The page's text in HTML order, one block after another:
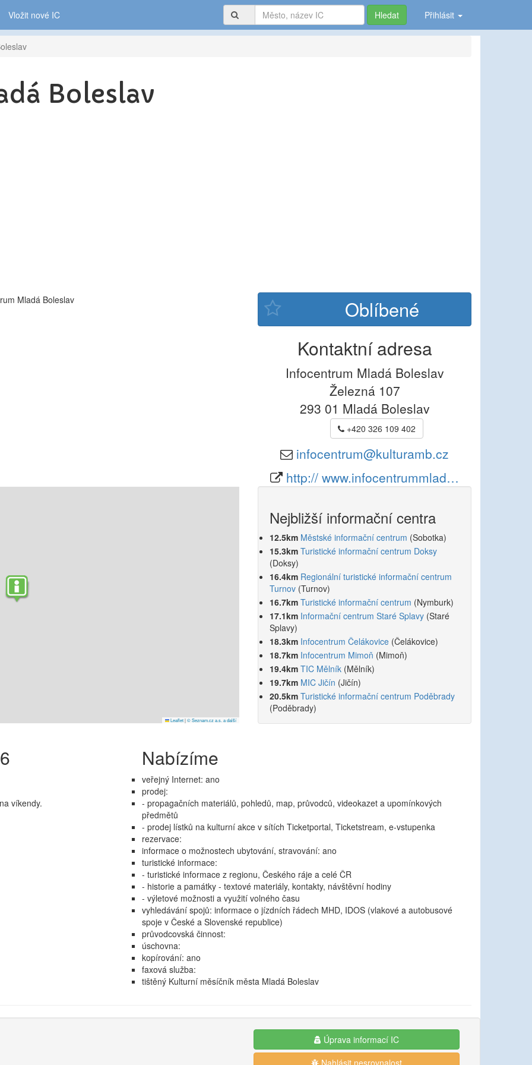
Vložit nové IC Hledat Přihlásit
Boleslav
Kontaktní adresa
Infocentrum Mladá Boleslav
Železná 107
293 01 Mladá Boleslav
+420 326 109 402
infocentrum@kulturamb.cz
http:// www.infocentrummlad…
Leaflet|© Seznam.cz a.s. a další
Nejbližší informační centra
12.5km Městské informační centrum (Sobotka)
15.3km Turistické informační centrum Doksy
(Doksy)
16.4km Regionální turistické informační centrum
Turnov (Turnov)
16.7km Turistické informační centrum (Nymburk)
17.1km Informační centrum Staré Splavy (Staré
Splavy)
18.3km Infocentrum Čelákovice (Čelákovice)
18.7km Infocentrum Mimoň (Mimoň)
19.4km TIC Mělník (Mělník)
19.7km MIC Jičín (Jičín)
20.5km Turistické informační centrum Poděbrady
(Poděbrady)
víkendy.
Nabízíme
veřejný Internet: ano
prodej:
- propagačních materiálů, pohledů, map, průvodců, videokazet a upomínkových
předmětů
- prodej lístků na kulturní akce v sítích Ticketportal, Ticketstream, e-vstupenka
rezervace:
informace o možnostech ubytování, stravování: ano
turistické informace:
- turistické informace z regionu, Českého ráje a celé ČR
- historie a památky - textové materiály, kontakty, návštěvní hodiny
- výletové možnosti a využití volného času
vyhledávání spojů: informace o jízdních řádech MHD, IDOS (vlakové a autobusové
spoje v České a Slovenské republice)
průvodcovská činnost:
úschovna:
kopírování: ano
faxová služba:
tištěný Kulturní měsíčník města Mladá Boleslav
Úprava informací IC
Nahlásit nesrovnalost